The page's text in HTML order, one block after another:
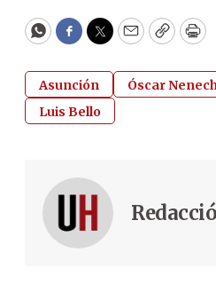
WhatsApp
Facebook
Twitter
EmailCopy
Asunción
Óscar
Luis Bello